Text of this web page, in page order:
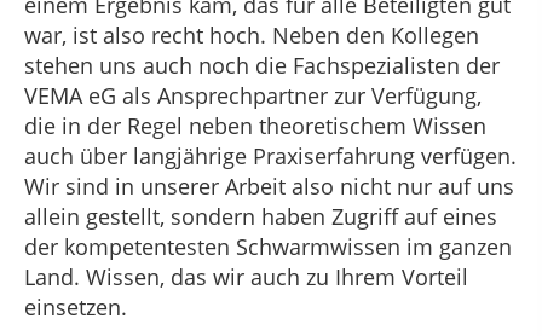
war, ist also recht hoch. Neben den Kollegen
stehen uns auch noch die Fachspezialisten der
VEMA eG als Ansprechpartner zur Verfügung,
die in der Regel neben theoretischem Wissen
auch über langjährige Praxiserfahrung verfügen.
Wir sind in unserer Arbeit also nicht nur auf uns
allein gestellt, sondern haben Zugriff auf eines
der kompetentesten Schwarmwissen im ganzen
Land. Wissen, das wir auch zu Ihrem Vorteil
einsetzen.